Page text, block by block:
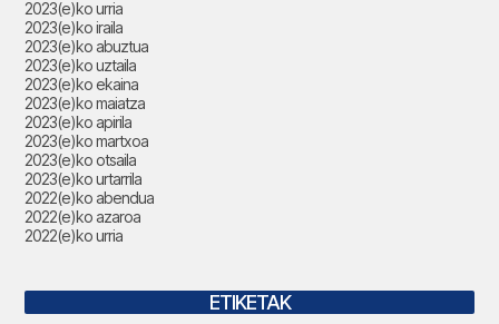
2023(e)ko urria
2023(e)ko iraila
2023(e)ko abuztua
2023(e)ko uztaila
2023(e)ko ekaina
2023(e)ko maiatza
2023(e)ko apirila
2023(e)ko martxoa
2023(e)ko otsaila
2023(e)ko urtarrila
2022(e)ko abendua
2022(e)ko azaroa
2022(e)ko urria
ETIKETAK